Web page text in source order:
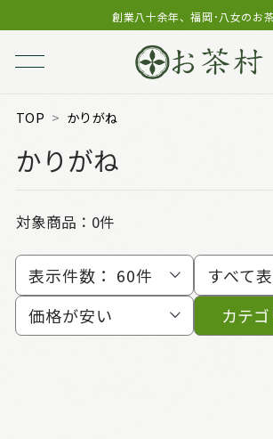
創業八十余年、福岡･八女のお
TOP かりがね
かりがね
対象商品：0件
表示件数： 60件
すべて
価格が安い
カテ